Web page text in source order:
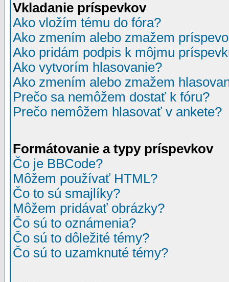
Vkladanie príspevkov
Ako vložím tému do fóra?
Ako zmením alebo zmažem
Ako pridám podpis k môjmu
Ako vytvorím hlasovanie?
Ako zmením alebo zmažem
Prečo sa nemôžem dostať k fóru?
Prečo nemôžem hlasovať v ankete?
Formátovanie a typy príspevkov
Čo je BBCode?
Môžem používať HTML?
Čo to sú smajlíky?
Môžem pridávať obrázky?
Čo sú to oznámenia?
Čo sú to dôležité témy?
Čo sú to uzamknuté témy?